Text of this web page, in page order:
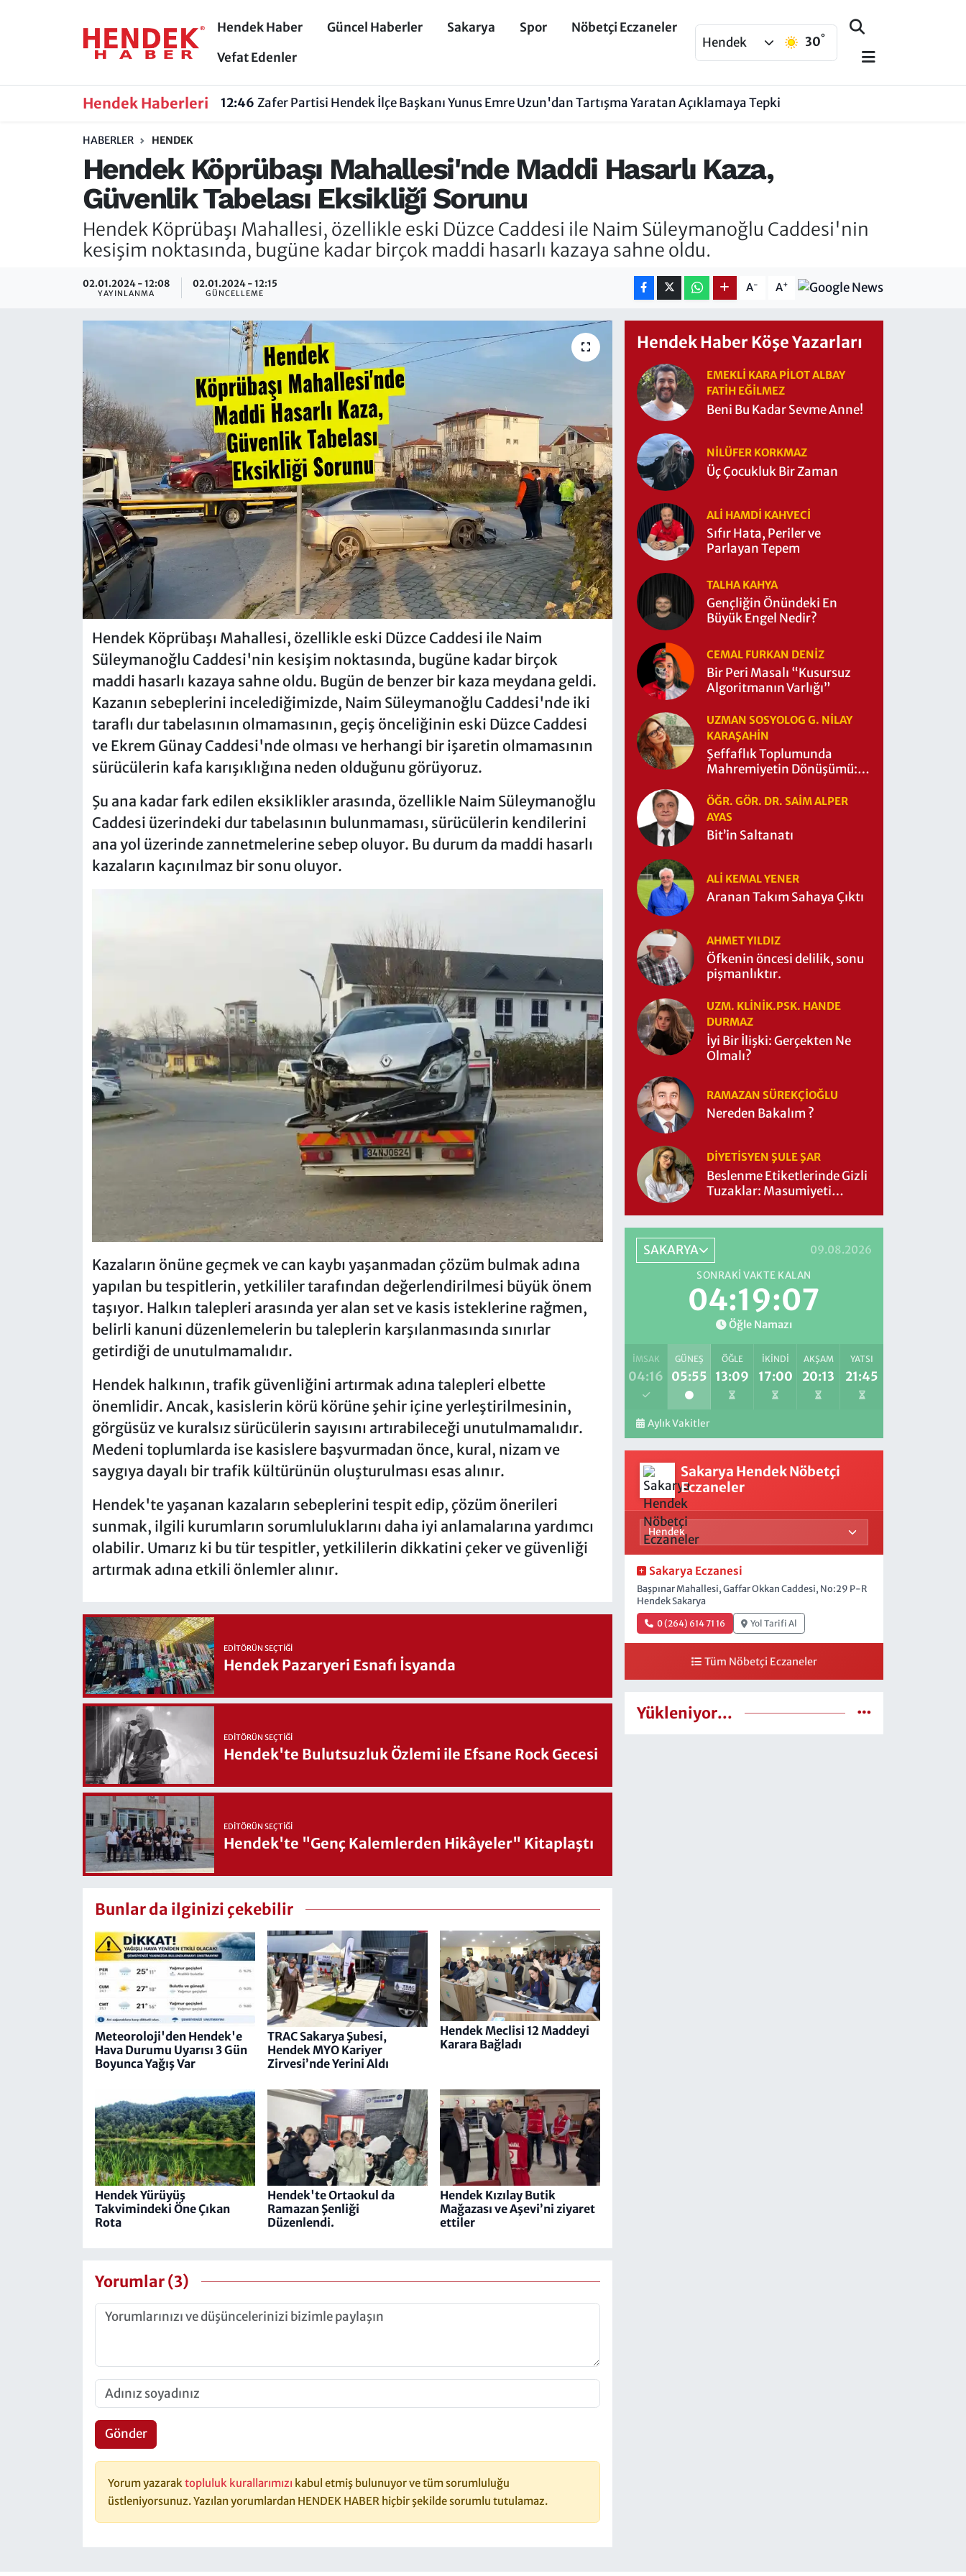
Hendek Haber Güncel Haberler Sakarya Spor
Nöbetçi Eczaneler
Vefat Edenler
Hendek 30°
Hendek Haberleri 12:46 Zafer Partisi Hendek İlçe Başkanı Yunus Emre Uzun'dan Tartışma Yaratan Açıklamaya Tepki
HABERLER HENDEK
Hendek Köprübaşı Mahallesi'nde Maddi Hasarlı Kaza,
Güvenlik Tabelası Eksikliği Sorunu
Hendek Köprübaşı Mahallesi, özellikle eski Düzce Caddesi ile Naim Süleymanoğlu Caddesi'nin
kesişim noktasında, bugüne kadar birçok maddi hasarlı kazaya sahne oldu.
02.01.2024 - 12:08
YAYINLANMA
02.01.2024 - 12:15
GÜNCELLEME A- A+
Hendek Köprübaşı Mahallesi, özellikle eski Düzce Caddesi ile Naim
Süleymanoğlu Caddesi'nin kesişim noktasında, bugüne kadar birçok
maddi hasarlı kazaya sahne oldu. Bugün de benzer bir kaza meydana geldi.
Kazanın sebeplerini incelediğimizde, Naim Süleymanoğlu Caddesi'nde iki
taraflı dur tabelasının olmamasının, geçiş önceliğinin eski Düzce Caddesi
ve Ekrem Günay Caddesi'nde olması ve herhangi bir işaretin olmamasının
sürücülerin kafa karışıklığına neden olduğunu görüyoruz.
Şu ana kadar fark edilen eksiklikler arasında, özellikle Naim Süleymanoğlu
Caddesi üzerindeki dur tabelasının bulunmaması, sürücülerin kendilerini
ana yol üzerinde zannetmelerine sebep oluyor. Bu durum da maddi hasarlı
kazaların kaçınılmaz bir sonu oluyor.
Kazaların önüne geçmek ve can kaybı yaşanmadan çözüm bulmak adına
yapılan bu tespitlerin, yetkililer tarafından değerlendirilmesi büyük önem
taşıyor. Halkın talepleri arasında yer alan set ve kasis isteklerine rağmen,
belirli kanuni düzenlemelerin bu taleplerin karşılanmasında sınırlar
getirdiği de unutulmamalıdır.
Hendek halkının, trafik güvenliğini artırmak adına talepleri elbette
önemlidir. Ancak, kasislerin körü körüne şehir içine yerleştirilmesinin,
görgüsüz ve kuralsız sürücülerin sayısını artırabileceği unutulmamalıdır.
Medeni toplumlarda ise kasislere başvurmadan önce, kural, nizam ve
saygıya dayalı bir trafik kültürünün oluşturulması esas alınır.
Hendek'te yaşanan kazaların sebeplerini tespit edip, çözüm önerileri
sunmak, ilgili kurumların sorumluluklarını daha iyi anlamalarına yardımcı
olabilir. Umarız ki bu tür tespitler, yetkililerin dikkatini çeker ve güvenliği
artırmak adına etkili önlemler alınır.
EDITÖRÜN SEÇTIĞI
Hendek Pazaryeri Esnafı İsyanda
EDITÖRÜN SEÇTIĞI
Hendek'te Bulutsuzluk Özlemi ile Efsane Rock Gecesi
EDITÖRÜN SEÇTIĞI
Hendek'te "Genç Kalemlerden Hikâyeler" Kitaplaştı
Bunlar da ilginizi çekebilir
Meteoroloji'den Hendek'e
Hava Durumu Uyarısı 3 Gün
Boyunca Yağış Var
TRAC Sakarya Şubesi,
Hendek MYO Kariyer
Zirvesi’nde Yerini Aldı
Hendek Meclisi 12 Maddeyi
Karara Bağladı
Hendek Yürüyüş
Takvimindeki Öne Çıkan
Rota
Hendek'te Ortaokul da
Ramazan Şenliği
Düzenlendi.
Hendek Kızılay Butik
Mağazası ve Aşevi’ni ziyaret
ettiler
Yorumlar (3)
Gönder
Yorum yazarak topluluk kurallarımızı kabul etmiş bulunuyor ve tüm sorumluluğu
üstleniyorsunuz. Yazılan yorumlardan HENDEK HABER hiçbir şekilde sorumlu tutulamaz.
Hendek Haber Köşe Yazarları
EMEKLI KARA PILOT ALBAY
FATIH EĞİLMEZ
Beni Bu Kadar Sevme Anne!
NILÜFER KORKMAZ
Üç Çocukluk Bir Zaman
ALI HAMDI KAHVECİ
Sıfır Hata, Periler ve
Parlayan Tepem
TALHA KAHYA
Gençliğin Önündeki En
Büyük Engel Nedir?
CEMAL FURKAN DENİZ
Bir Peri Masalı “Kusursuz
Algoritmanın Varlığı”
UZMAN SOSYOLOG G. NILAY
KARAŞAHİN
Şeffaflık Toplumunda
Mahremiyetin Dönüşümü:
Zaman Yıkıldı?
ÖĞR. GÖR. DR. SAIM ALPER
AYAS
Bit’in Saltanatı
ALI KEMAL YENER
Aranan Takım Sahaya Çıktı
AHMET YILDIZ
Öfkenin öncesi delilik, sonu
pişmanlıktır.
UZM. KLINIK.PSK. HANDE
DURMAZ
İyi Bir İlişki: Gerçekten Ne
Olmalı?
RAMAZAN SÜREKÇIOĞLU
Nereden Bakalım ?
DIYETISYEN ŞULE ŞAR
Beslenme Etiketlerinde Gizli
Tuzaklar: Masumiyeti
SAKARYA 09.08.2026
SONRAKI VAKTE KALAN
04:19:06
Öğle Namazı
İMSAK
04:16
GÜNEŞ
05:55
ÖĞLE
13:09
İKINDI
17:00
AKŞAM
20:13
YATSI
21:45
Aylık Vakitler
Sakarya Hendek Nöbetçi
Eczaneler
Sakarya Eczanesi
Başpınar Mahallesi, Gaffar Okkan Caddesi, No:29 P-R
Hendek Sakarya
0 (264) 614 71 16 Yol Tarifi Al
Tüm Nöbetçi Eczaneler
Yükleniyor...
Hendek Haber
Nöbetçi Eczaneler
Vefat Edenler
Hendek Haber
Sakarya
Hakkında
Hendek Haber Reklam Servisi
Sakarya Nöbetçi Eczaneler
Süper Lig Puan Durumu ve Fikstür
Tüm Manşetler
Son Dakika Haberleri